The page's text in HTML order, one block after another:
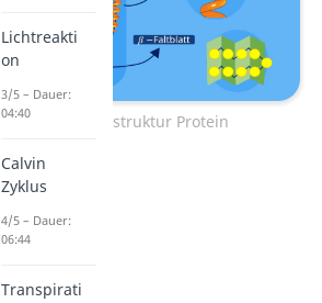
Sekundärstruktur Protein
Lichtreakti
on
3/5 – Dauer:
04:40
Calvin
Zyklus
4/5 – Dauer:
06:44
Transpirati